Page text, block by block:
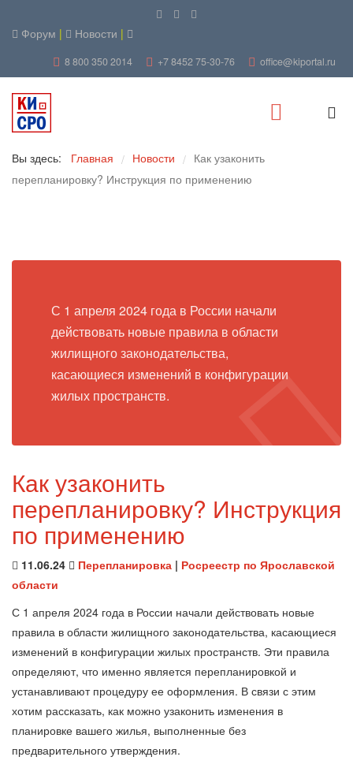
Форум | Новости |
8 800 350 2014 +7 8452 75-30-76 office@kiportal.ru
Вы здесь: Главная / Новости / Как узаконить
перепланировку? Инструкция по применению
С 1 апреля 2024 года в России начали
действовать новые правила в области
жилищного законодательства,
касающиеся изменений в конфигурации
жилых пространств.
Как узаконить
перепланировку? Инструкция
по применению
11.06.24 Перепланировка | Росреестр по Ярославской
области
С 1 апреля 2024 года в России начали действовать новые
правила в области жилищного законодательства, касающиеся
изменений в конфигурации жилых пространств. Эти правила
определяют, что именно является перепланировкой и
устанавливают процедуру ее оформления. В связи с этим
хотим рассказать, как можно узаконить изменения в
планировке вашего жилья, выполненные без
предварительного утверждения.